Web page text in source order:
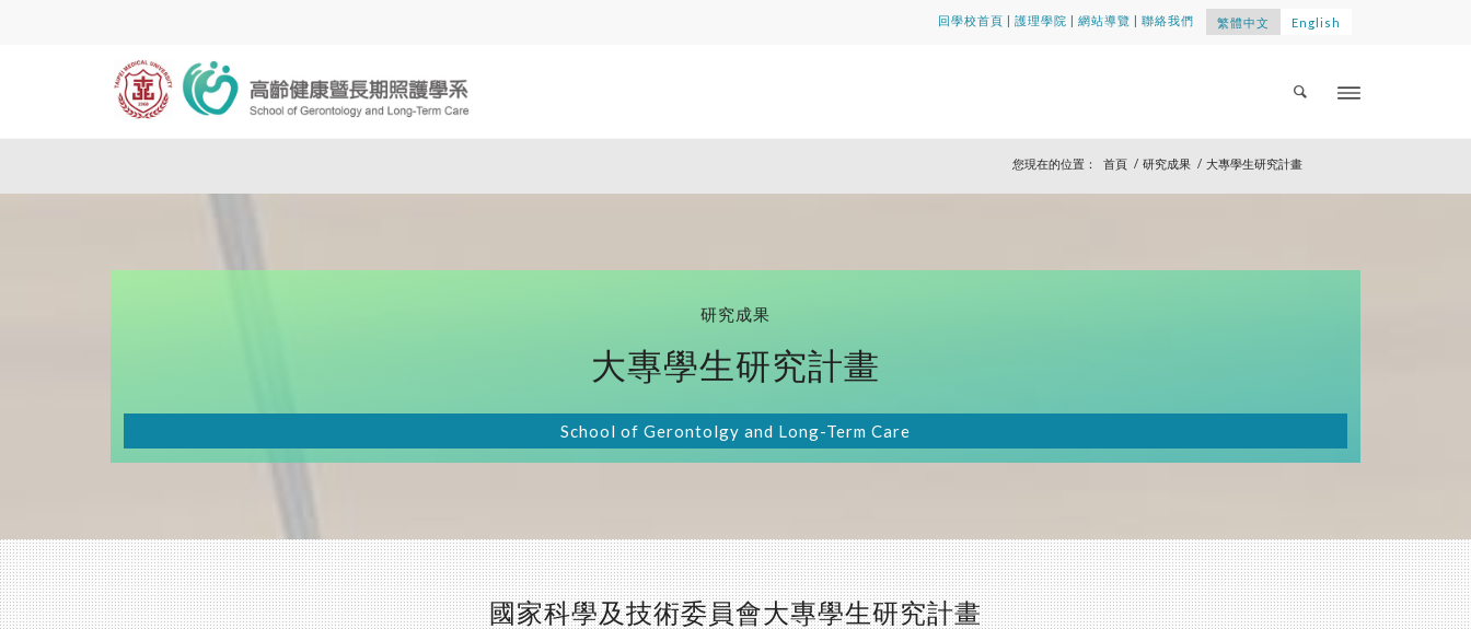
回學校首頁 |護理學院 |網站導覽 |聯絡我們 繁體中文 English
您現在的位置： 首頁 / 研究成果 / 大專學生研究計畫
研究成果
大專學生研究計畫
School of Gerontolgy and Long-Term Care
國家科學及技術委員會大專學生研究計畫